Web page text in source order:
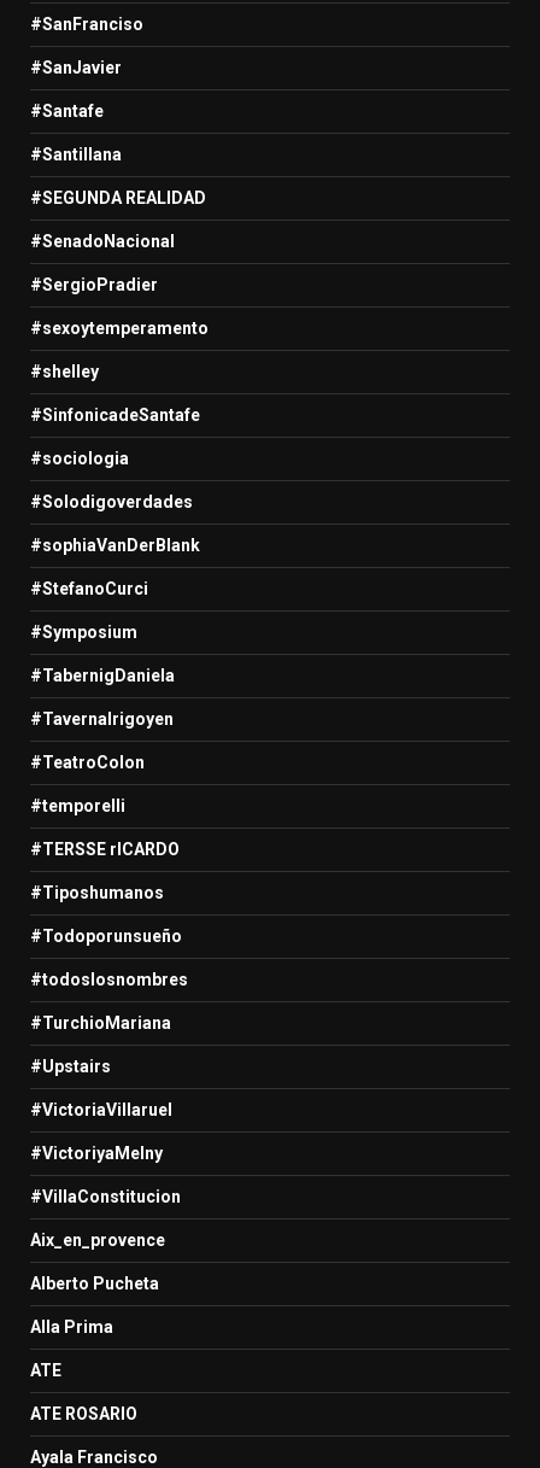
#SanFranciso
#SanJavier
#Santafe
#Santillana
#SEGUNDA REALIDAD
#SenadoNacional
#SergioPradier
#sexoytemperamento
#shelley
#SinfonicadeSantafe
#sociologia
#Solodigoverdades
#sophiaVanDerBlank
#StefanoCurci
#Symposium
#TabernigDaniela
#TavernaIrigoyen
#TeatroColon
#temporelli
#TERSSE rICARDO
#Tiposhumanos
#Todoporunsueño
#todoslosnombres
#TurchioMariana
#Upstairs
#VictoriaVillaruel
#VictoriyaMelny
#VillaConstitucion
Aix_en_provence
Alberto Pucheta
Alla Prima
ATE
ATE ROSARIO
Ayala Francisco